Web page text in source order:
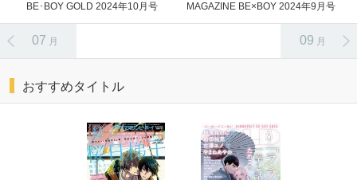
BE･BOY GOLD 2024年10月号 MAGAZINE BE×BOY 2024年9月号
07 月 09 月
おすすめタイトル